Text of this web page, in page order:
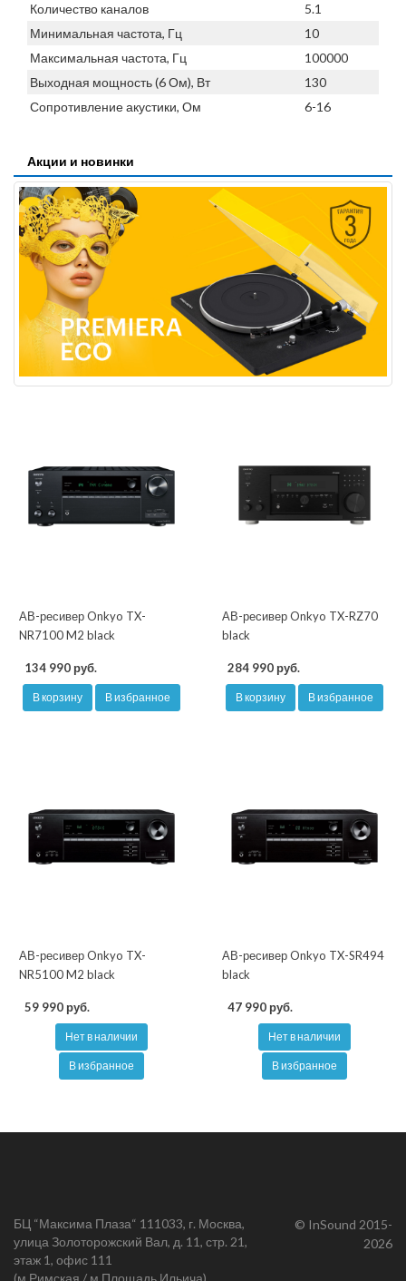
Количество каналов
5.1
Минимальная частота, Гц
10
Максимальная частота, Гц
100000
Выходная мощность (6 Ом), Вт
130
Сопротивление акустики, Ом
6-16
Акции и новинки
АВ-ресивер Onkyo TX-
NR7100 M2 black
134 990 руб.
В корзину В избранное
АВ-ресивер Onkyo TX-RZ70
black
284 990 руб.
В корзину В избранное
АВ-ресивер Onkyo TX-
NR5100 M2 black
59 990 руб.
Нет в наличии
В избранное
АВ-ресивер Onkyo TX-SR494
black
47 990 руб.
Нет в наличии
В избранное
БЦ “Максима Плаза“ 111033, г. Москва,
улица Золоторожский Вал, д. 11, стр. 21,
этаж 1, офис 111
© InSound 2015-
2026